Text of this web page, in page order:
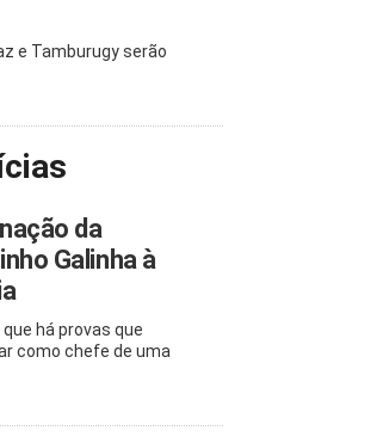
e Tamburugy serão
da
Galinha à
há provas que
como chefe de uma